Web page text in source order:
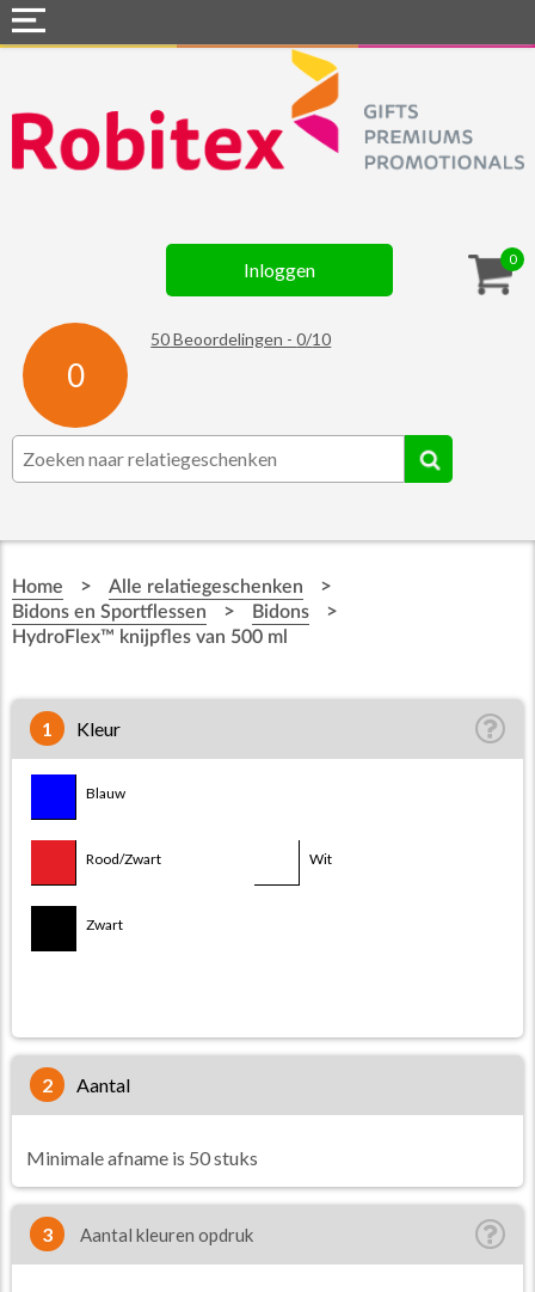
0
Inloggen
0
50Beoordelingen -0/10
Webshops
Snel naar »
Assortiment
Contact
☆ Prijsknallers ☆
Home > Alle relatiegeschenken >
Bidons en Sportflessen > Bidons >
HydroFlex™ knijpfles van 500 ml
1 Kleur
Blauw
Rood/Zwart Wit
Zwart
2 aantal
Minimale afname is 50 stuks
3 Aantal kleuren opdruk